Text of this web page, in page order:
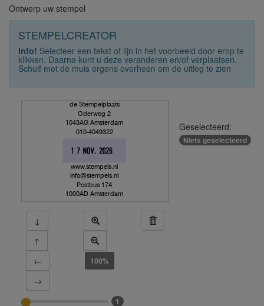
Ontwerp uw stempel
STEMPELCREATOR
Info! Selecteer een tekst of lijn in het voorbeeld door erop te
klikken. Daarna kunt u deze veranderen en/of verplaatsen.
Schuif met de muis ergens overheen om de uitleg te zien
de Stempelplaats
Oderweg 2
1043AG Amsterdam
010-4049322
www.stempels.nl
info@stempels.nl
Postbus 174
1000AD Amsterdam
↓
↑
←
→
100%
Geselecteerd:
Niets geselecteerd
1